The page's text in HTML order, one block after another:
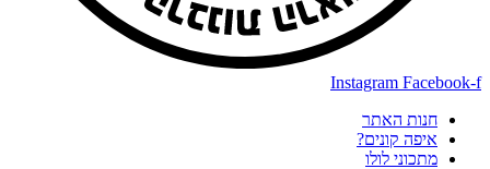
Instagram Facebook-f
חנות האתר
איפה קונים?
מתכוני לולו